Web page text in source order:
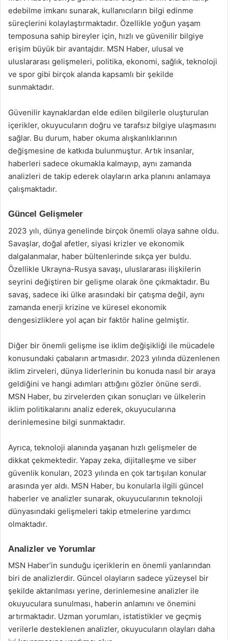
edebilme imkanı sunarak, kullanıcıların bilgi edinme
süreçlerini kolaylaştırmaktadır. Özellikle yoğun yaşam
temposuna sahip bireyler için, hızlı ve güvenilir bilgiye
erişim büyük bir avantajdır. MSN Haber, ulusal ve
uluslararası gelişmeleri, politika, ekonomi, sağlık, teknoloji
ve spor gibi birçok alanda kapsamlı bir şekilde
sunmaktadır.
Güvenilir kaynaklardan elde edilen bilgilerle oluşturulan
içerikler, okuyucuların doğru ve tarafsız bilgiye ulaşmasını
sağlar. Bu durum, haber okuma alışkanlıklarının
değişmesine de katkıda bulunmuştur. Artık insanlar,
haberleri sadece okumakla kalmayıp, aynı zamanda
analizleri de takip ederek olayların arka planını anlamaya
çalışmaktadır.
Güncel Gelişmeler
2023 yılı, dünya genelinde birçok önemli olaya sahne oldu.
Savaşlar, doğal afetler, siyasi krizler ve ekonomik
dalgalanmalar, haber bültenlerinde sıkça yer buldu.
Özellikle Ukrayna-Rusya savaşı, uluslararası ilişkilerin
seyrini değiştiren bir gelişme olarak öne çıkmaktadır. Bu
savaş, sadece iki ülke arasındaki bir çatışma değil, aynı
zamanda enerji krizine ve küresel ekonomik
dengesizliklere yol açan bir faktör haline gelmiştir.
Diğer bir önemli gelişme ise iklim değişikliği ile mücadele
konusundaki çabaların artmasıdır. 2023 yılında düzenlenen
iklim zirveleri, dünya liderlerinin bu konuda nasıl bir araya
geldiğini ve hangi adımları attığını gözler önüne serdi.
MSN Haber, bu zirvelerden çıkan sonuçları ve ülkelerin
iklim politikalarını analiz ederek, okuyucularına
derinlemesine bilgi sunmaktadır.
Ayrıca, teknoloji alanında yaşanan hızlı gelişmeler de
dikkat çekmektedir. Yapay zeka, dijitalleşme ve siber
güvenlik konuları, 2023 yılında en çok tartışılan konular
arasında yer aldı. MSN Haber, bu konularla ilgili güncel
haberler ve analizler sunarak, okuyucularının teknoloji
dünyasındaki gelişmeleri takip etmelerine yardımcı
olmaktadır.
Analizler ve Yorumlar
MSN Haber’in sunduğu içeriklerin en önemli yanlarından
biri de analizlerdir. Güncel olayların sadece yüzeysel bir
şekilde aktarılması yerine, derinlemesine analizler ile
okuyuculara sunulması, haberin anlamını ve önemini
artırmaktadır. Uzman yorumları, istatistikler ve geçmiş
verilerle desteklenen analizler, okuyucuların olayları daha